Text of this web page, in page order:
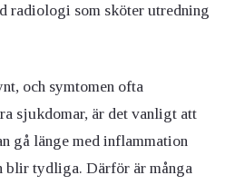
radiologi som sköter utredning
och symtomen ofta
sjukdomar, är det vanligt att
gå länge med inflammation
blir tydliga. Därför är många